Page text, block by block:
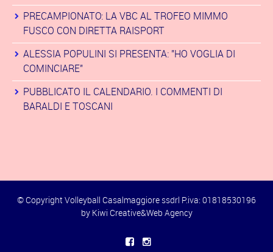
PRECAMPIONATO: LA VBC AL TROFEO MIMMO
FUSCO CON DIRETTA RAISPORT
ALESSIA POPULINI SI PRESENTA: "HO VOGLIA DI
COMINCIARE"
PUBBLICATO IL CALENDARIO. I COMMENTI DI
BARALDI E TOSCANI
© Copyright Volleyball Casalmaggiore ssdrl P.iva: 01818530196
by Kiwi Creative&Web Agency